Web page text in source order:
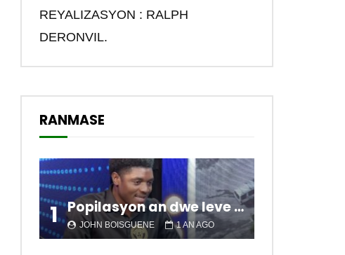
REYALIZASYON : RALPH
DERONVIL.
RANMASE
1 Popilasyon an dwe leve kanpe pou chanje sitiyasyon kawotik l’ap viv nan peyi a.
JOHN BOISGUENE 1 AN AGO